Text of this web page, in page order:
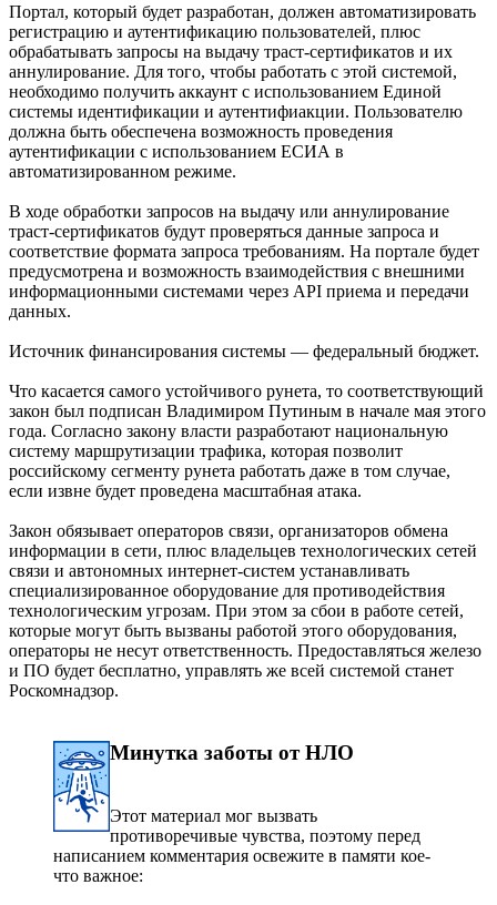
Портал, который будет разработан, должен автоматизировать
регистрацию и аутентификацию пользователей, плюс
обрабатывать запросы на выдачу траст-сертификатов и их
аннулирование. Для того, чтобы работать с этой системой,
необходимо получить аккаунт с использованием Единой
системы идентификации и аутентифиакции. Пользователю
должна быть обеспечена возможность проведения
аутентификации с использованием ЕСИА в
автоматизированном режиме.
В ходе обработки запросов на выдачу или аннулирование
траст-сертификатов будут проверяться данные запроса и
соответствие формата запроса требованиям. На портале будет
предусмотрена и возможность взаимодействия с внешними
информационными системами через API приема и передачи
данных.
Источник финансирования системы — федеральный бюджет.
Что касается самого устойчивого рунета, то соответствующий
закон был подписан Владимиром Путиным в начале мая этого
года. Согласно закону власти разработают национальную
систему маршрутизации трафика, которая позволит
российскому сегменту рунета работать даже в том случае,
если извне будет проведена масштабная атака.
Закон обязывает операторов связи, организаторов обмена
информации в сети, плюс владельцев технологических сетей
связи и автономных интернет-систем устанавливать
специализированное оборудование для противодействия
технологическим угрозам. При этом за сбои в работе сетей,
которые могут быть вызваны работой этого оборудования,
операторы не несут ответственность. Предоставляться железо
и ПО будет бесплатно, управлять же всей системой станет
Роскомнадзор.
Минутка заботы от НЛО
Этот материал мог вызвать
противоречивые чувства, поэтому перед
написанием комментария освежите в памяти кое-
что важное: